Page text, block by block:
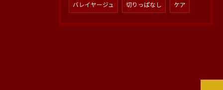
バレイヤージュ 切りっぱなし ケア